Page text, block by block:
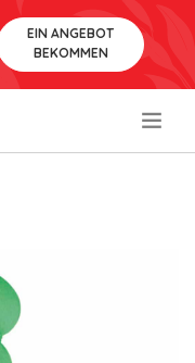
EIN ANGEBOT
BEKOMMEN